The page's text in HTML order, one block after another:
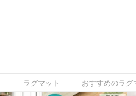
ラグマット おすすめのラグ